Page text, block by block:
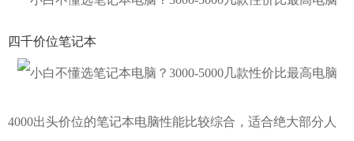
四千价位笔记本
4000出头价位的笔记本电脑性能比较综合，适合绝大部分人